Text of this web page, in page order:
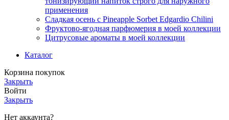
применения
Сладкая осень с Pineapple Sorbet Edgardio Chilini
Фруктово-ягодная парфюмерия в моей коллекции
​Цитрусовые ароматы в моей коллекции
Каталог
Корзина покупок
Закрыть
Войти
Закрыть
Нет аккаунта?